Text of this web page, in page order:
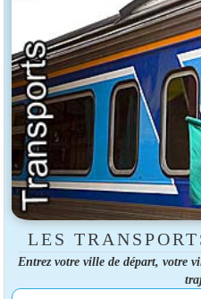
LES
Entrez votre ville de départ, votre